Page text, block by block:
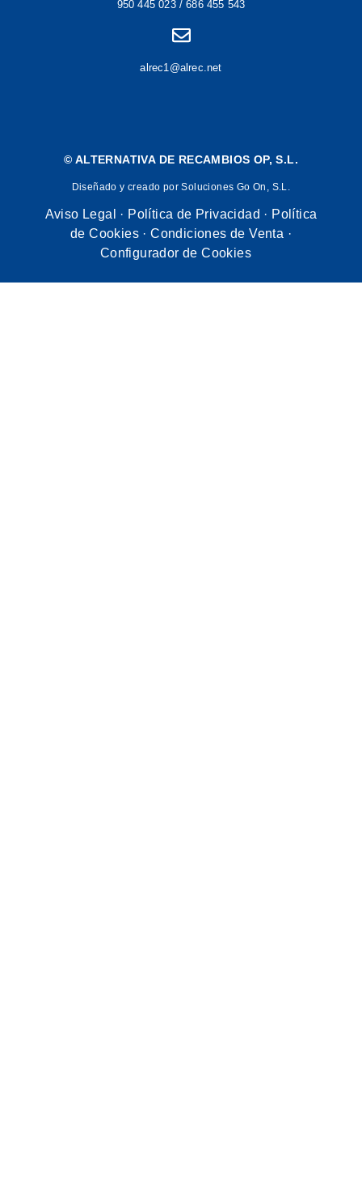
950 445 023 / 686 455 543
alrec1@alrec.net
© ALTERNATIVA DE RECAMBIOS OP, S.L.
Diseñado y creado por Soluciones Go On, S.L.
Aviso Legal · Política de Privacidad · Política
de Cookies ·Condiciones de Venta ·
Configurador de Cookies